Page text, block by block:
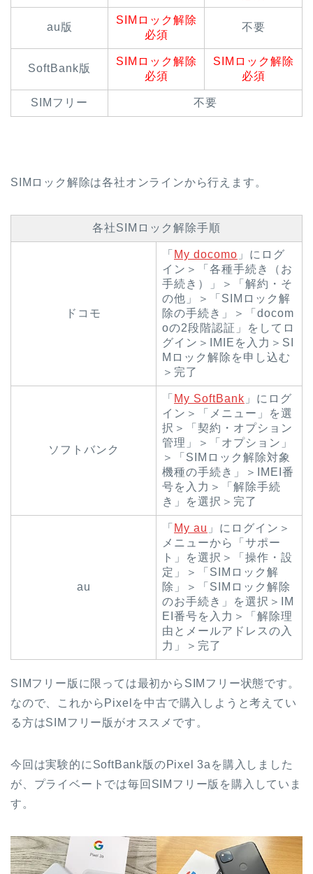
au版
SIMロック解除
必須
不要
SoftBank版
SIMロック解除
必須
SIMロック解除
必須
SIMフリー 不要
SIMロック解除は各社オンラインから行えます。
各社SIMロック解除手順
ドコモ
「 My docomo 」にログ
イン＞「各種手続き（お
手続き）」＞「解約・そ
の他」＞「SIMロック解
除の手続き」＞「docom
oの2段階認証」をしてロ
グイン＞IMIEを入力＞SI
Mロック解除を申し込む
＞完了
ソフトバンク
「 My SoftBank 」にログ
イン＞「メニュー」を選
択＞「契約・オプション
管理」＞「オプション」
＞「SIMロック解除対象
機種の手続き」＞IMEI番
号を入力＞「解除手続
き」を選択＞完了
au
「 My au 」にログイン＞
メニューから「サポー
ト」を選択＞「操作・設
定」＞「SIMロック解
除」＞「SIMロック解除
のお手続き」を選択＞IM
EI番号を入力＞「解除理
由とメールアドレスの入
力」＞完了
SIMフリー版に限っては最初からSIMフリー状態です。
なので、これからPixelを中古で購入しようと考えてい
る方はSIMフリー版がオススメです。
今回は実験的にSoftBank版のPixel 3aを購入しました
が、プライベートでは毎回SIMフリー版を購入していま
す。